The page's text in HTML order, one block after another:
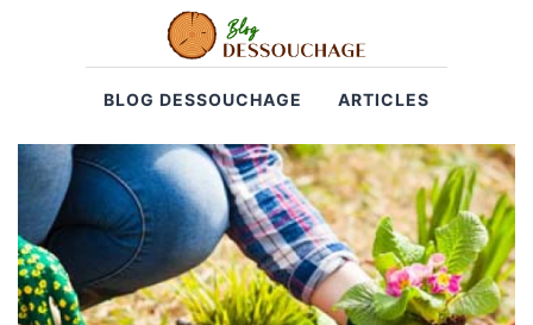
BLOG DESSOUCHAGE ARTICLES